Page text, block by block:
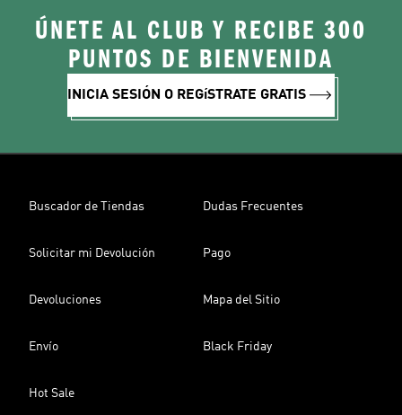
ÚNETE AL CLUB Y RECIBE 300
PUNTOS DE BIENVENIDA
INICIA SESIÓN O REGíSTRATE GRATIS
Buscador de Tiendas Dudas Frecuentes
Solicitar mi Devolución Pago
Devoluciones Mapa del Sitio
Envío Black Friday
Hot Sale